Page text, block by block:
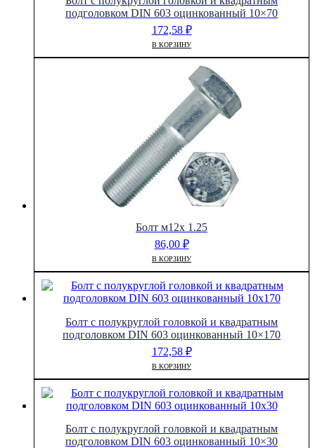
подголовком DIN 603 оцинкованный 10×70
172,58 ₽
В КОРЗИНУ
Болт м12х 1.25
86,00 ₽
В КОРЗИНУ
Болт с полукруглой головкой и квадратным
подголовком DIN 603 оцинкованный 10×170
172,58 ₽
В КОРЗИНУ
Болт с полукруглой головкой и квадратным
подголовком DIN 603 оцинкованный 10×30